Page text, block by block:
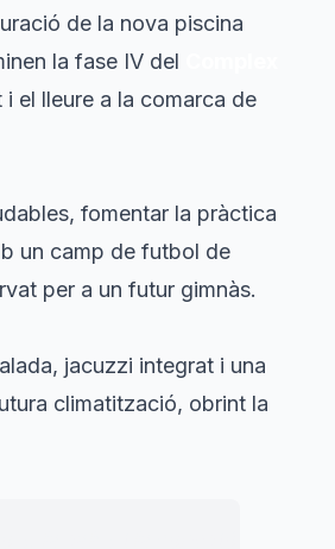
de la nova piscina
la fase IV del
el lleure a la comarca de
fomentar la pràctica
un camp de futbol de
per a un futur gimnàs.
jacuzzi integrat i una
climatització, obrint la